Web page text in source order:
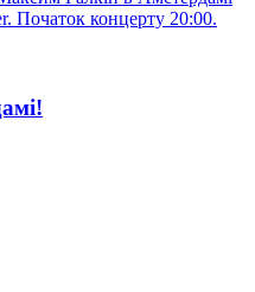
Початок концерту 20:00.